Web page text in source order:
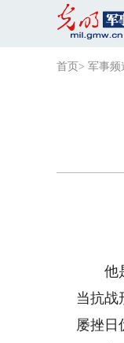
首页 > 军事频
他是
当抗战
屡挫日